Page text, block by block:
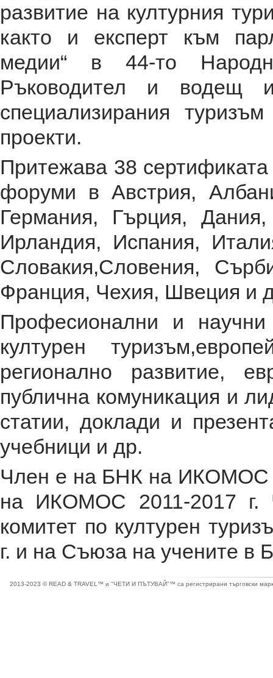
развитие на културния
както и експерт към
медии“ в 44-то
Ръководител и водещ
специализирания
проекти.
Притежава 38
форуми в Австрия,
Германия, Гърция,
Ирландия, Испания,
Словакия,Словения,
Франция, Чехия, Швеция и
Професионални и научни
културен
регионално развитие,
публична комуникация и
статии, доклади и
учебници и др.
Член е на БНК на ИКОМОС
на ИКОМОС 2011-2017 г.
комитет по културен
г. и на Съюза на учените в
2013-2023 © READ & TRAVEL™ и "ЧЕТИ И ПЪТУВАЙ"™ са регистрирани търговски